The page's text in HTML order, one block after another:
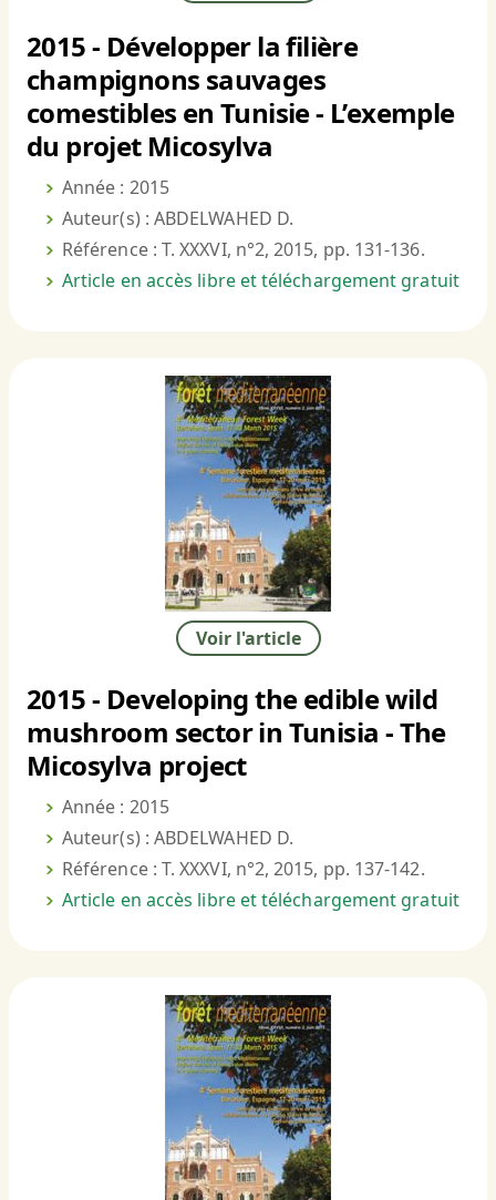
2015 - Développer la filière
champignons sauvages
comestibles en Tunisie - L’exemple
du projet Micosylva
Année : 2015
Auteur(s) : ABDELWAHED D.
Référence : T. XXXVI, n°2, 2015, pp. 131-136.
Article en accès libre et téléchargement gratuit
Voir l'article
2015 - Developing the edible wild
mushroom sector in Tunisia - The
Micosylva project
Année : 2015
Auteur(s) : ABDELWAHED D.
Référence : T. XXXVI, n°2, 2015, pp. 137-142.
Article en accès libre et téléchargement gratuit